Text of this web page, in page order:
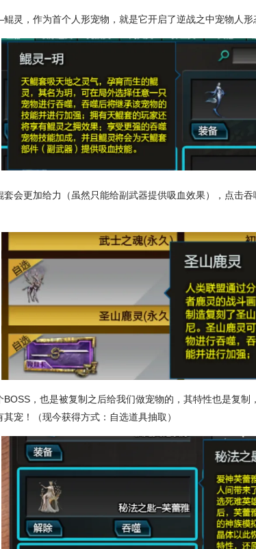
灵 ，作为首个人形宠物，就是它开启了逆战之中宠物人
会更加给力（虽然只能给副武器提供吸血效果），点击
BOSS，也是被复制之后给我们做宠物的，其特性也是复
宠！（现今获得方式：自选道具抽取）